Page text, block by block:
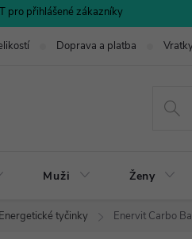
pro přihlášené zákazníky
Doprava a platba
Muži Ženy
Energetické tyčinky Enervit Carbo